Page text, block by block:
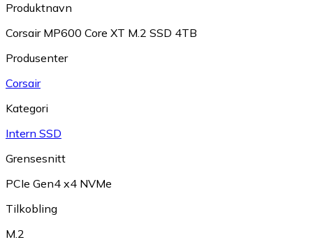
Produktnavn
Corsair MP600 Core XT M.2 SSD 4TB
Produsenter
Corsair
Kategori
Intern SSD
Grensesnitt
PCIe Gen4 x4 NVMe
Tilkobling
M.2